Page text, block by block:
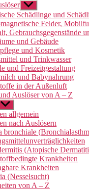
Untermenü
anzeigen
Schädlinge und
Felder,
Gebrauchsgegenstände
und Gebäude
und Kosmetik
und Trinkwasser
und Freizeitgestaltung
und Babynahrung
in der Außenluft
Auslöser von A – Z
Untermenü
anzeigen
allgemein
nach Auslösern
bronchiale
(Atopische
Krankheiten
Krankheiten
(Nesselsucht)
von A – Z